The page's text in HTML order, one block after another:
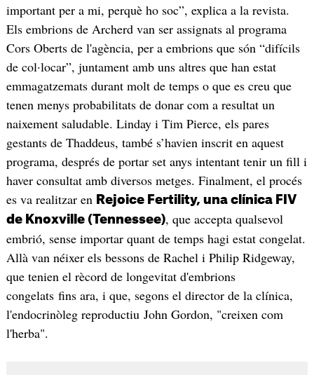
important per a mi, perquè ho soc”, explica a la revista.
Els embrions de Archerd van ser assignats al programa
Cors Oberts de l'agència, per a embrions que són “difícils
de col·locar”, juntament amb uns altres que han estat
emmagatzemats durant molt de temps o que es creu que
tenen menys probabilitats de donar com a resultat un
naixement saludable. Linday i Tim Pierce, els pares
gestants de Thaddeus, també s’havien inscrit en aquest
programa, després de portar set anys intentant tenir un fill i
haver consultat amb diversos metges. Finalment, el procés
es va realitzar en Rejoice Fertility, una clínica FIV
de Knoxville (Tennessee), que accepta qualsevol
embrió, sense importar quant de temps hagi estat congelat.
Allà van néixer els bessons de Rachel i Philip Ridgeway,
que tenien el rècord de longevitat d'embrions
congelats fins ara, i que, segons el director de la clínica,
l'endocrinòleg reproductiu John Gordon, "creixen com
l'herba".